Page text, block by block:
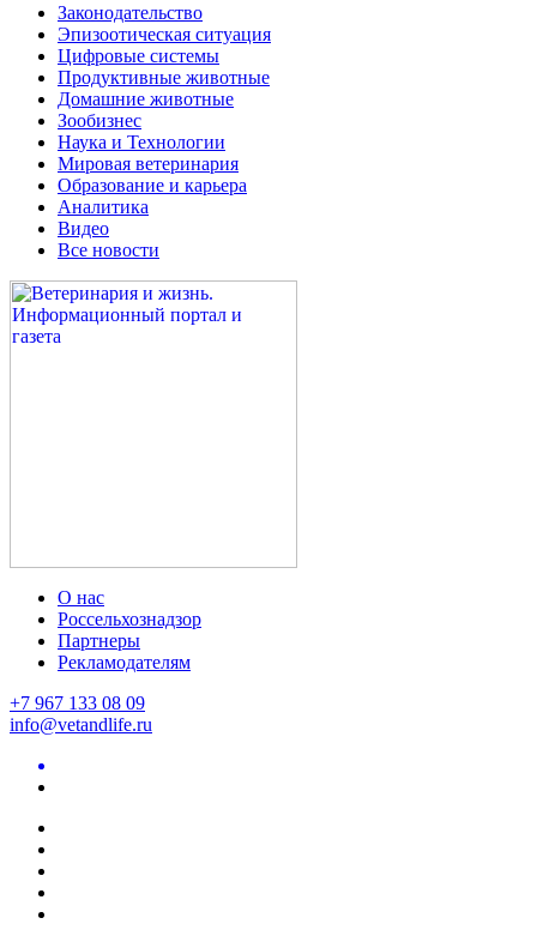
Законодательство
Эпизоотическая ситуация
Цифровые системы
Продуктивные животные
Домашние животные
Зообизнес
Наука и Технологии
Мировая ветеринария
Образование и карьера
Аналитика
Видео
Все новости
О нас
Россельхознадзор
Партнеры
Рекламодателям
+7 967 133 08 09
info@vetandlife.ru